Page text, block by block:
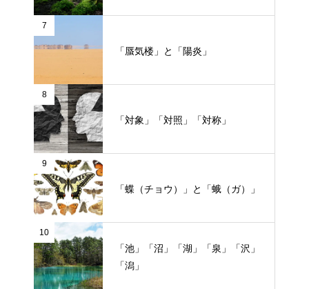
7
「蜃気楼」と「陽炎」
8
「対象」「対照」「対称」
9
「蝶（チョウ）」と「蛾（ガ）」
10
「池」「沼」「湖」「泉」「沢」
「潟」